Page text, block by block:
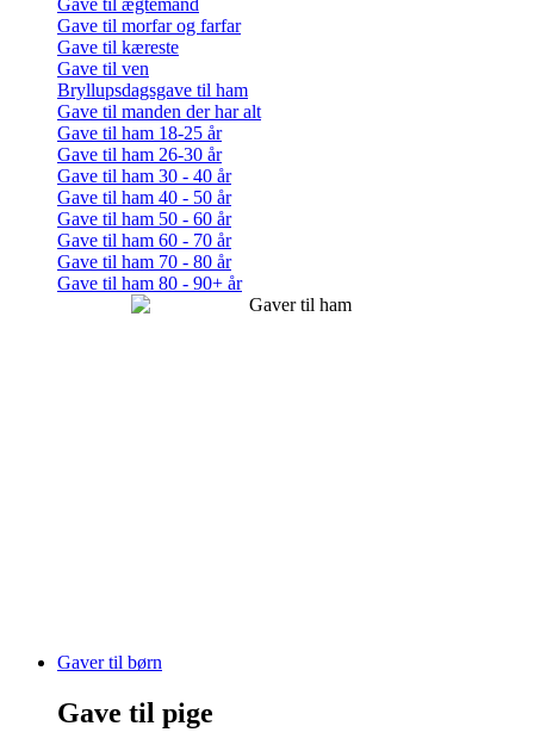
Gave til ægtemand
Gave til morfar og farfar
Gave til kæreste
Gave til ven
Bryllupsdagsgave til ham
Gave til manden der har alt
Gave til ham 18-25 år
Gave til ham 26-30 år
Gave til ham 30 - 40 år
Gave til ham 40 - 50 år
Gave til ham 50 - 60 år
Gave til ham 60 - 70 år
Gave til ham 70 - 80 år
Gave til ham 80 - 90+ år
Gaver til børn
Gave til pige